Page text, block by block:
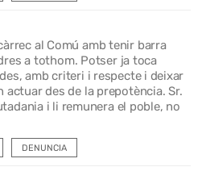
al Comú amb tenir barra
a tothom. Potser ja toca
amb criteri i respecte i deixar
actuar des de la prepotència. Sr.
i li remunera el poble, no
DENUNCIA